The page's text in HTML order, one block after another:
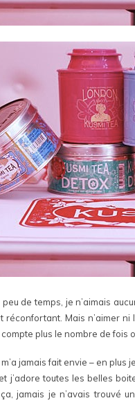
peu de temps, je n’aimais
réconfortant. Mais n’aimer ni
compte plus le nombre de fois
jamais fait envie – en plus
j’adore toutes les belles
jamais je n’avais trouvé